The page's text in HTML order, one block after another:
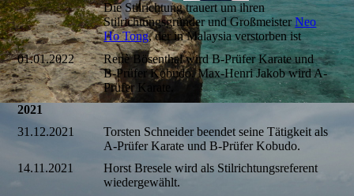
Die Stilrichtung trauert um ihren
Stilrichtungsgründer und GroßmeisterNeo
Ho Tong, der in Malaysia verstorben ist
01.01.2022
Renè Bösenthal wird B-Prüfer Karate und
B-Prüfer Kobudo. Max-Henri Jakob wird A-
Prüfer Karate.
2021
31.12.2021
Torsten Schneider beendet seine Tätigkeit als
A-Prüfer Karate und B-Prüfer Kobudo.
14.11.2021
Horst Bresele wird als Stilrichtungsreferent
wiedergewählt.